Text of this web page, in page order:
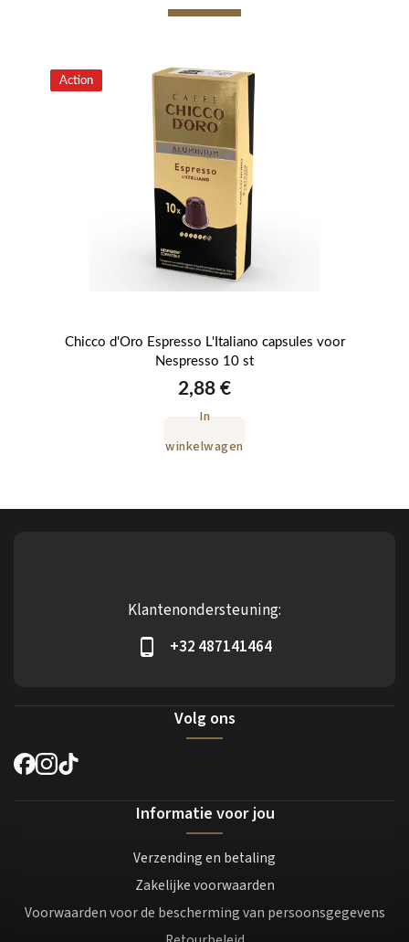
Action
Chicco d'Oro Espresso L'Italiano capsules voor
Nespresso 10 st
2,88 €
In
winkelwagen
Klantenondersteuning:
+32 487141464
Volg ons
Informatie voor jou
Verzending en betaling
Zakelijke voorwaarden
Voorwaarden voor de bescherming van persoonsgegevens